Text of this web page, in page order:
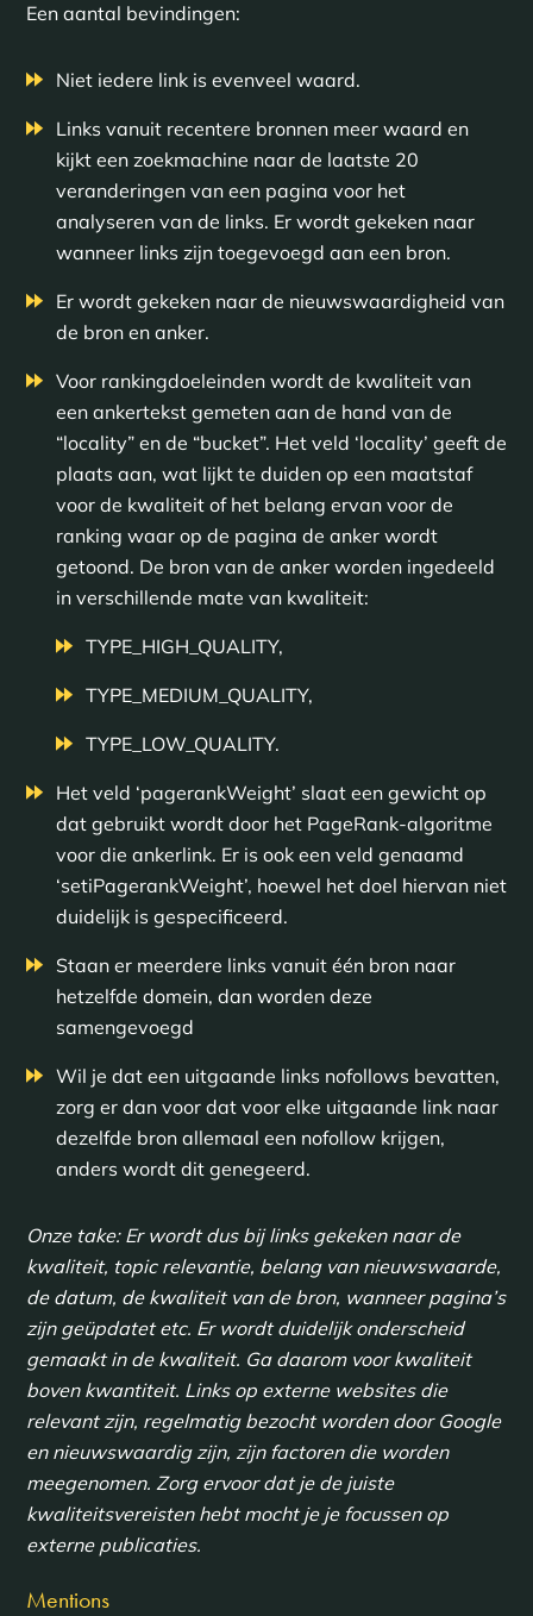
Een aantal bevindingen:
Niet iedere link is evenveel waard.
Links vanuit recentere bronnen meer waard en
kijkt een zoekmachine naar de laatste 20
veranderingen van een pagina voor het
analyseren van de links. Er wordt gekeken naar
wanneer links zijn toegevoegd aan een bron.
Er wordt gekeken naar de nieuwswaardigheid van
de bron en anker.
Voor rankingdoeleinden wordt de kwaliteit van
een ankertekst gemeten aan de hand van de
“locality” en de “bucket”. Het veld ‘locality’ geeft de
plaats aan, wat lijkt te duiden op een maatstaf
voor de kwaliteit of het belang ervan voor de
ranking waar op de pagina de anker wordt
getoond. De bron van de anker worden ingedeeld
in verschillende mate van kwaliteit:
TYPE_HIGH_QUALITY,
TYPE_MEDIUM_QUALITY,
TYPE_LOW_QUALITY.
Het veld ‘pagerankWeight’ slaat een gewicht op
dat gebruikt wordt door het PageRank-algoritme
voor die ankerlink. Er is ook een veld genaamd
‘setiPagerankWeight’, hoewel het doel hiervan niet
duidelijk is gespecificeerd.
Staan er meerdere links vanuit één bron naar
hetzelfde domein, dan worden deze
samengevoegd
Wil je dat een uitgaande links nofollows bevatten,
zorg er dan voor dat voor elke uitgaande link naar
dezelfde bron allemaal een nofollow krijgen,
anders wordt dit genegeerd.
Onze take: Er wordt dus bij links gekeken naar de
kwaliteit, topic relevantie, belang van nieuwswaarde,
de datum, de kwaliteit van de bron, wanneer pagina’s
zijn geüpdatet etc. Er wordt duidelijk onderscheid
gemaakt in de kwaliteit. Ga daarom voor kwaliteit
boven kwantiteit. Links op externe websites die
relevant zijn, regelmatig bezocht worden door Google
en nieuwswaardig zijn, zijn factoren die worden
meegenomen. Zorg ervoor dat je de juiste
kwaliteitsvereisten hebt mocht je je focussen op
externe publicaties.
Mentions